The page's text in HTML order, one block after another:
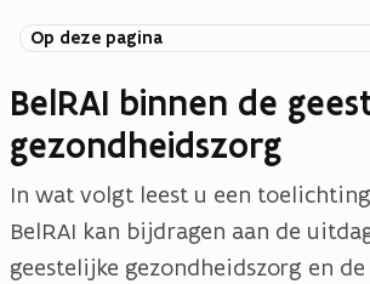
Op deze pagina
BelRAI binnen de
gezondheidszorg
In wat volgt leest u een
BelRAI kan bijdragen aan de
geestelijke gezondheidszorg en